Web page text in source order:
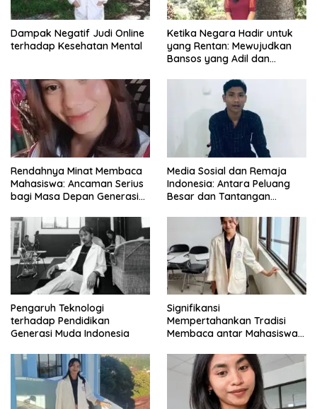
Dampak Negatif Judi Online
terhadap Kesehatan Mental
Ketika Negara Hadir untuk
yang Rentan: Mewujudkan
Bansos yang Adil dan
Rendahnya Minat Membaca
Mahasiswa: Ancaman Serius
bagi Masa Depan Generasi
Media Sosial dan Remaja
Indonesia: Antara Peluang
Besar dan Tantangan
Pengaruh Teknologi
terhadap Pendidikan
Generasi Muda Indonesia
Signifikansi
Mempertahankan Tradisi
Membaca antar Mahasiswa